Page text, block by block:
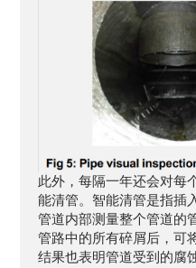
此外，每隔一年还会对每
能清管。智能清管是指插
管道内部测量整个管道的
管路中的所有碎屑后，可
结果也表明管道受到的腐